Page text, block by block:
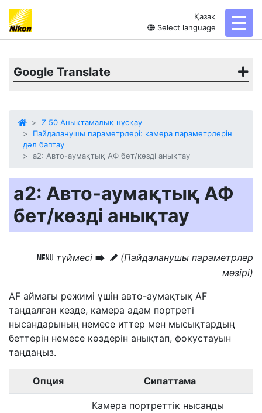
Қазақ
Select language
Google Translate
Z 50 Анықтамалық нұсқау
Пайдаланушы параметрлері: камера параметрлерін
дәл баптау
a2: Авто-аумақтық АФ бет/көзді анықтау
a2: Авто-аумақтық АФ
бет/көзді анықтау
G түймесі U A (Пайдаланушы параметрлер
мәзірі)
AF аймағы режимі үшін авто-аумақтық AF
таңдалған кезде, камера адам портреті
нысандарының немесе иттер мен мысықтардың
беттерін немесе көздерін анықтап, фокустауын
таңдаңыз.
Опция Сипаттама
Камера портреттік нысанды